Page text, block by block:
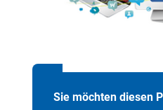
Sie möchten diesen